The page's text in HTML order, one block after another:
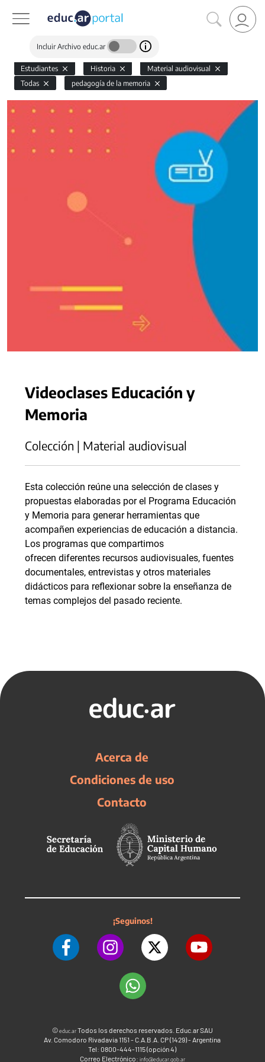
Incluir Archivo educ.ar
Estudiantes Historia
Material audiovisual
Todas
pedagogía de la memoria
Videoclases Educación y
Memoria
Colección | Material audiovisual
Esta colección reúne una selección de clases y
propuestas elaboradas por el Programa Educación
y Memoria para generar herramientas que
acompañen experiencias de educación a distancia.
Los programas que compartimos
ofrecen diferentes recursos audiovisuales, fuentes
documentales, entrevistas y otros materiales
didácticos para reflexionar sobre la enseñanza de
temas complejos del pasado reciente.
Acerca de
Condiciones de uso
Contacto
¡Seguinos!
©educ.arTodos los derechos reservados. Educ.ar SAU
Av. Comodoro Rivadavia 1151 - C.A.B.A. CP (1429) - Argentina
Tel: 0800-444-1115 (opción 4)
Correo Electrónico: info@educar.gob.ar